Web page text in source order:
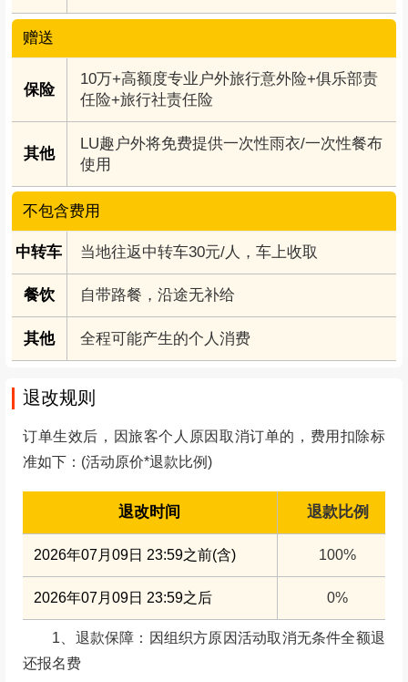
赠送
保险
10万+高额度专业户外旅行意外险+俱乐部责
任险+旅行社责任险
其他
LU趣户外将免费提供一次性雨衣/一次性餐布
使用
不包含费用
中转车 当地往返中转车30元/人，车上收取
餐饮 自带路餐，沿途无补给
其他 全程可能产生的个人消费
退改规则
订单生效后，因旅客个人原因取消订单的，费用扣除标
准如下：(活动原价*退款比例)
退改时间 退款比例
2026年07月09日 23:59之前(含) 100%
2026年07月09日 23:59之后 0%
1、退款保障：因组织方原因活动取消无条件全额退
还报名费